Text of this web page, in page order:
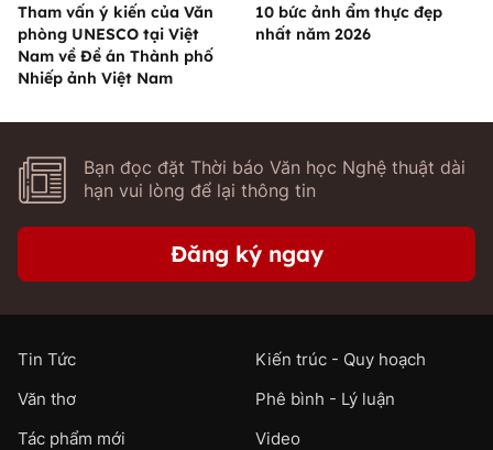
Tham vấn ý kiến của Văn
phòng UNESCO tại Việt
Nam về Đề án Thành phố
Nhiếp ảnh Việt Nam
10 bức ảnh ẩm thực đẹp
nhất năm 2026
Bạn đọc đặt Thời báo Văn học Nghệ thuật dài
hạn vui lòng để lại thông tin
Đăng ký ngay
Tin Tức
Kiến trúc - Quy hoạch
Văn thơ
Phê bình - Lý luận
Tác phẩm mới
Video